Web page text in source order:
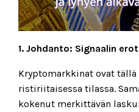
1. Johdanto: Signaalin
Kryptomarkkinat ovat tällä
ristiriitaisessa tilassa.
kokenut merkittävän